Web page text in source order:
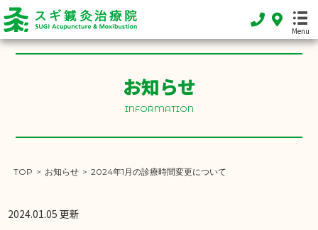
Menu
ホーム
HOME
当院の特徴
MENU
お知らせ
INFORMATION
TOP > お知らせ > 2024年1月の診療時間変更について
2024.01.05 更新